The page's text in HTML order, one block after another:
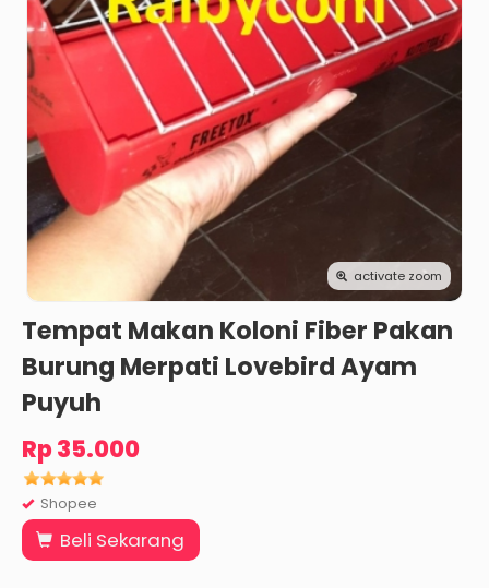
activate zoom
Tempat Makan Koloni Fiber Pakan
Burung Merpati Lovebird Ayam
Puyuh
Rp 35.000
Shopee
Beli Sekarang